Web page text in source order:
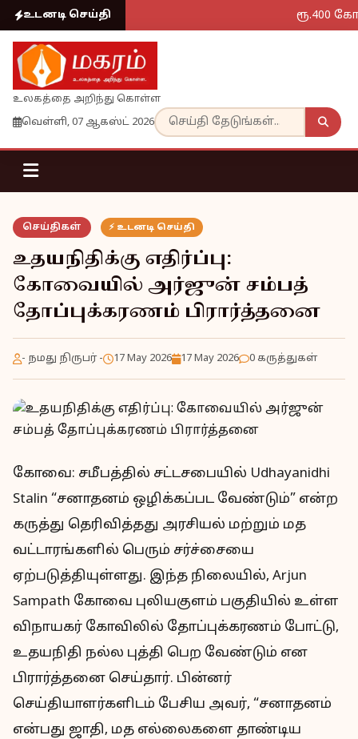
உடனடி செய்தி ரூ.400
உலகத்தை அறிந்து கொள்ள
வெள்ளி, 07 ஆகஸ்ட் 2026
செய்திகள் ⚡ உடனடி செய்தி
உதயநிதிக்கு எதிர்ப்பு:
கோவையில் அர்ஜுன் சம்பத்
தோப்புக்கரணம் பிரார்த்தனை
- நமது நிருபர் - 17 May 2026 17 May 2026 0 கருத்துகள்
கோவை: சமீபத்தில் சட்டசபையில் Udhayanidhi
Stalin “சனாதனம் ஒழிக்கப்பட வேண்டும்” என்ற
கருத்து தெரிவித்தது அரசியல் மற்றும் மத
வட்டாரங்களில் பெரும் சர்ச்சையை
ஏற்படுத்தியுள்ளது. இந்த நிலையில், Arjun
Sampath கோவை புலியகுளம் பகுதியில் உள்ள
விநாயகர் கோவிலில் தோப்புக்கரணம் போட்டு,
உதயநிதி நல்ல புத்தி பெற வேண்டும் என
பிரார்த்தனை செய்தார். பின்னர்
செய்தியாளர்களிடம் பேசிய அவர், “சனாதனம்
என்பது ஜாதி, மத எல்லைகளை தாண்டிய